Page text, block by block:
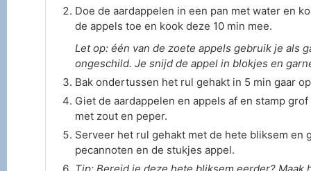
Doe de aardappelen in een pan met water en
de appels toe en kook deze 10 min mee.
Let op: één van de zoete appels gebruik je als
ongeschild. Je snijd de appel in blokjes en
Bak ondertussen het rul gehakt in 5 min gaar
Giet de aardappelen en appels af en stamp
met zout en peper.
Serveer het rul gehakt met de hete bliksem en
pecannoten en de stukjes appel.